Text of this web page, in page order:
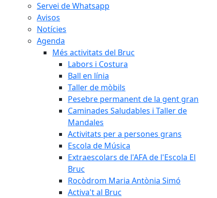
Servei de Whatsapp
Avisos
Notícies
Agenda
Més activitats del Bruc
Labors i Costura
Ball en línia
Taller de mòbils
Pesebre permanent de la gent gran
Caminades Saludables i Taller de
Mandales
Activitats per a persones grans
Escola de Música
Extraescolars de l'AFA de l'Escola El
Bruc
Rocòdrom Maria Antònia Simó
Activa't al Bruc